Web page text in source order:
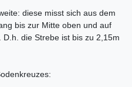
diese misst sich aus dem
bis zur Mitte oben und auf
die Strebe ist bis zu 2,15m